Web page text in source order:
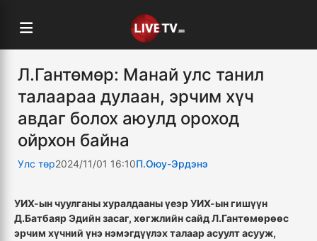
Л.Гантөмөр: Манай улс танил
талаараа дулаан, эрчим хүч
авдаг болох аюулд ороход
ойрхон байна
Улс төр2024/11/01 16:10П.Оюу-Эрдэнэ
УИХ-ын чуулганы хуралдааныүеэр УИХ-ын гишүүн
Д.Батбаяр Эдийн засаг, хөгжлийн сайд Л.Гантөмөрөөс
эрчим хүчний үнэ нэмэгдүүлэх талаар асуулт асууж,